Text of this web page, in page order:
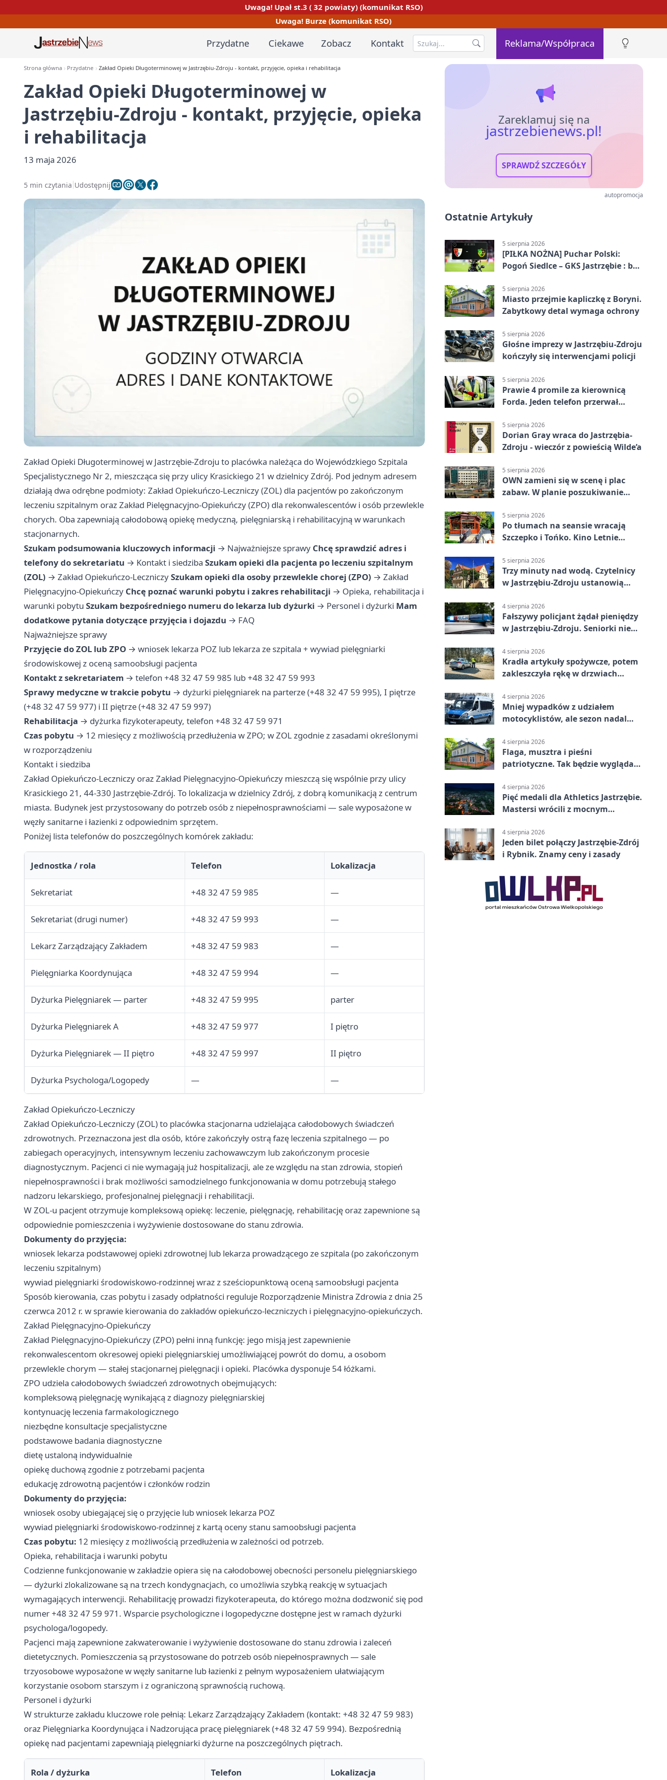
Uwaga! Upał st.3 ( 32 powiaty) (komunikat RSO)
Uwaga! Burze (komunikat RSO)
Przydatne Ciekawe Zobacz Kontakt Reklama/Współpraca
Strona główna Przydatne Zakład Opieki Długoterminowej w Jastrzębiu-Zdroju - kontakt, przyjęcie, opieka i rehabilitacja
Zakład Opieki Długoterminowej w
Jastrzębiu-Zdroju - kontakt, przyjęcie, opieka
i rehabilitacja
13 maja 2026
5 min czytania Udostępnij
Zakład Opieki Długoterminowej w Jastrzębie-Zdroju to placówka należąca do Wojewódzkiego Szpitala
Specjalistycznego Nr 2, mieszcząca się przy ulicy Krasickiego 21 w dzielnicy Zdrój. Pod jednym adresem
działają dwa odrębne podmioty: Zakład Opiekuńczo-Leczniczy (ZOL) dla pacjentów po zakończonym
leczeniu szpitalnym oraz Zakład Pielęgnacyjno-Opiekuńczy (ZPO) dla rekonwalescentów i osób przewlekle
chorych. Oba zapewniają całodobową opiekę medyczną, pielęgniarską i rehabilitacyjną w warunkach
stacjonarnych.
Szukam podsumowania kluczowych informacji → Najważniejsze sprawy Chcę sprawdzić adres i
telefony do sekretariatu → Kontakt i siedziba Szukam opieki dla pacjenta po leczeniu szpitalnym
(ZOL) → Zakład Opiekuńczo-LeczniczySzukam opieki dla osoby przewlekle chorej (ZPO) → Zakład
Pielęgnacyjno-Opiekuńczy Chcę poznać warunki pobytu i zakres rehabilitacji → Opieka, rehabilitacja i
warunki pobytu Szukam bezpośredniego numeru do lekarza lub dyżurki → Personel i dyżurki Mam
dodatkowe pytania dotyczące przyjęcia i dojazdu → FAQ
Najważniejsze sprawy
Przyjęcie do ZOL lub ZPO → wniosek lekarza POZ lub lekarza ze szpitala + wywiad pielęgniarki
środowiskowej z oceną samoobsługi pacjenta
Kontakt z sekretariatem → telefon +48 32 47 59 985 lub +48 32 47 59 993
Sprawy medyczne w trakcie pobytu → dyżurki pielęgniarek na parterze (+48 32 47 59 995), I piętrze
(+48 32 47 59 977) i II piętrze (+48 32 47 59 997)
Rehabilitacja → dyżurka fizykoterapeuty, telefon +48 32 47 59 971
Czas pobytu → 12 miesięcy z możliwością przedłużenia w ZPO; w ZOL zgodnie z zasadami określonymi
w rozporządzeniu
Kontakt i siedziba
Zakład Opiekuńczo-Leczniczy oraz Zakład Pielęgnacyjno-Opiekuńczy mieszczą się wspólnie przy ulicy
Krasickiego 21, 44-330 Jastrzębie-Zdrój. To lokalizacja w dzielnicy Zdrój, z dobrą komunikacją z centrum
miasta. Budynek jest przystosowany do potrzeb osób z niepełnosprawnościami — sale wyposażone w
węzły sanitarne i łazienki z odpowiednim sprzętem.
Poniżej lista telefonów do poszczególnych komórek zakładu:
Jednostka / rola Telefon Lokalizacja
Sekretariat +48 32 47 59 985 —
Sekretariat (drugi numer) +48 32 47 59 993 —
Lekarz Zarządzający Zakładem +48 32 47 59 983 —
Pielęgniarka Koordynująca +48 32 47 59 994 —
Dyżurka Pielęgniarek — parter +48 32 47 59 995 parter
Dyżurka Pielęgniarek A +48 32 47 59 977 I piętro
Dyżurka Pielęgniarek — II piętro +48 32 47 59 997 II piętro
Dyżurka Psychologa/Logopedy — —
Zakład Opiekuńczo-Leczniczy
Zakład Opiekuńczo-Leczniczy (ZOL) to placówka stacjonarna udzielająca całodobowych świadczeń
zdrowotnych. Przeznaczona jest dla osób, które zakończyły ostrą fazę leczenia szpitalnego — po
zabiegach operacyjnych, intensywnym leczeniu zachowawczym lub zakończonym procesie
diagnostycznym. Pacjenci ci nie wymagają już hospitalizacji, ale ze względu na stan zdrowia, stopień
niepełnosprawności i brak możliwości samodzielnego funkcjonowania w domu potrzebują stałego
nadzoru lekarskiego, profesjonalnej pielęgnacji i rehabilitacji.
W ZOL-u pacjent otrzymuje kompleksową opiekę: leczenie, pielęgnację, rehabilitację oraz zapewnione są
odpowiednie pomieszczenia i wyżywienie dostosowane do stanu zdrowia.
Dokumenty do przyjęcia:
wniosek lekarza podstawowej opieki zdrowotnej lub lekarza prowadzącego ze szpitala (po zakończonym
leczeniu szpitalnym)
wywiad pielęgniarki środowiskowo-rodzinnej wraz z sześciopunktową oceną samoobsługi pacjenta
Sposób kierowania, czas pobytu i zasady odpłatności reguluje Rozporządzenie Ministra Zdrowia z dnia 25
czerwca 2012 r. w sprawie kierowania do zakładów opiekuńczo-leczniczych i pielęgnacyjno-opiekuńczych.
Zakład Pielęgnacyjno-Opiekuńczy
Zakład Pielęgnacyjno-Opiekuńczy (ZPO) pełni inną funkcję: jego misją jest zapewnienie
rekonwalescentom okresowej opieki pielęgniarskiej umożliwiającej powrót do domu, a osobom
przewlekle chorym — stałej stacjonarnej pielęgnacji i opieki. Placówka dysponuje 54 łóżkami.
ZPO udziela całodobowych świadczeń zdrowotnych obejmujących:
kompleksową pielęgnację wynikającą z diagnozy pielęgniarskiej
kontynuację leczenia farmakologicznego
niezbędne konsultacje specjalistyczne
podstawowe badania diagnostyczne
dietę ustaloną indywidualnie
opiekę duchową zgodnie z potrzebami pacjenta
edukację zdrowotną pacjentów i członków rodzin
Dokumenty do przyjęcia:
wniosek osoby ubiegającej się o przyjęcie lub wniosek lekarza POZ
wywiad pielęgniarki środowiskowo-rodzinnej z kartą oceny stanu samoobsługi pacjenta
Czas pobytu: 12 miesięcy z możliwością przedłużenia w zależności od potrzeb.
Opieka, rehabilitacja i warunki pobytu
Codzienne funkcjonowanie w zakładzie opiera się na całodobowej obecności personelu pielęgniarskiego
— dyżurki zlokalizowane są na trzech kondygnacjach, co umożliwia szybką reakcję w sytuacjach
wymagających interwencji. Rehabilitację prowadzi fizykoterapeuta, do którego można dodzwonić się pod
numer +48 32 47 59 971. Wsparcie psychologiczne i logopedyczne dostępne jest w ramach dyżurki
psychologa/logopedy.
Pacjenci mają zapewnione zakwaterowanie i wyżywienie dostosowane do stanu zdrowia i zaleceń
dietetycznych. Pomieszczenia są przystosowane do potrzeb osób niepełnosprawnych — sale
trzyosobowe wyposażone w węzły sanitarne lub łazienki z pełnym wyposażeniem ułatwiającym
korzystanie osobom starszym i z ograniczoną sprawnością ruchową.
Personel i dyżurki
W strukturze zakładu kluczowe role pełnią: Lekarz Zarządzający Zakładem (kontakt: +48 32 47 59 983)
oraz Pielęgniarka Koordynująca i Nadzorująca pracę pielęgniarek (+48 32 47 59 994). Bezpośrednią
opiekę nad pacjentami zapewniają pielęgniarki dyżurne na poszczególnych piętrach.
Rola / dyżurka Telefon Lokalizacja
Zareklamuj się na
jastrzebienews.pl!
SPRAWDŹ SZCZEGÓŁY
autopromocja
Ostatnie Artykuły
5 sierpnia 2026
[PIŁKA NOŻNA] Puchar Polski:
Pogoń Siedlce – GKS Jastrzębie : bez
5 sierpnia 2026
Miasto przejmie kapliczkę z Boryni.
Zabytkowy detal wymaga ochrony
5 sierpnia 2026
Głośne imprezy w Jastrzębiu-Zdroju
kończyły się interwencjami policji
5 sierpnia 2026
Prawie 4 promile za kierownicą
Forda. Jeden telefon przerwał
5 sierpnia 2026
Dorian Gray wraca do Jastrzębia-
Zdroju - wieczór z powieścią Wilde’a
5 sierpnia 2026
OWN zamieni się w scenę i plac
zabaw. W planie poszukiwanie
5 sierpnia 2026
Po tłumach na seansie wracają
Szczepko i Tońko. Kino Letnie
5 sierpnia 2026
Trzy minuty nad wodą. Czytelnicy
w Jastrzębiu-Zdroju ustanowią
4 sierpnia 2026
Fałszywy policjant żądał pieniędzy
w Jastrzębiu-Zdroju. Seniorki nie
4 sierpnia 2026
Kradła artykuły spożywcze, potem
zakleszczyła rękę w drzwiach
4 sierpnia 2026
Mniej wypadków z udziałem
motocyklistów, ale sezon nadal
4 sierpnia 2026
Flaga, musztra i pieśni
patriotyczne. Tak będzie wyglądać
4 sierpnia 2026
Pięć medali dla Athletics Jastrzębie.
Mastersi wrócili z mocnym
4 sierpnia 2026
Jeden bilet połączy Jastrzębie-Zdrój
i Rybnik. Znamy ceny i zasady